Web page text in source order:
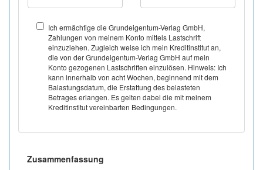
Ich ermächtige die Grundeigentum-Verlag GmbH,
Zahlungen von meinem Konto mittels Lastschrift
einzuziehen. Zugleich weise ich mein Kreditinstitut an,
die von der Grundeigentum-Verlag GmbH auf mein
Konto gezogenen Lastschriften einzulösen. Hinweis: Ich
kann innerhalb von acht Wochen, beginnend mit dem
Balastungsdatum, die Erstattung des belasteten
Betrages erlangen. Es gelten dabei die mit meinem
Kreditinstitut vereinbarten Bedingungen.
Zusammenfassung